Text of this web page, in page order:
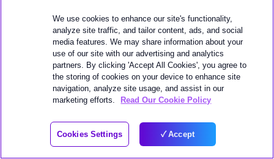
的 9.x 軟體版本。
按一下Upgrade & Reboot Appliance (升級
並重新啟動設備)。
升級與重新啟動程序約需 5 到 10 分鐘。
升級完成後，按一下 Close (關閉)。
Discovery Information (重新整理探索資訊)
以驗證新的軟體版本。
We use cookies to enhance our site's functionality,
analyze site traffic, and tailor content, ads, and social
media features. We may share information about your
use of our site with our advertising and analytics
partners. By clicking 'Accept All Cookies', you agree to
the storing of cookies on your device to enhance site
navigation, analyze site usage, and assist in our
marketing efforts.
Read Our Cookie Policy
Cookies Settings Accept